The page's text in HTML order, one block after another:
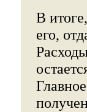
В
его,